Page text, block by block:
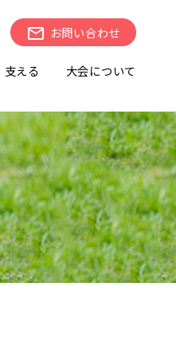
お問い合わせ
支える 大会について